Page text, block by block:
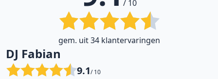
/ 10
gem. uit 34 klantervaringen
DJ Fabian
9.1/ 10